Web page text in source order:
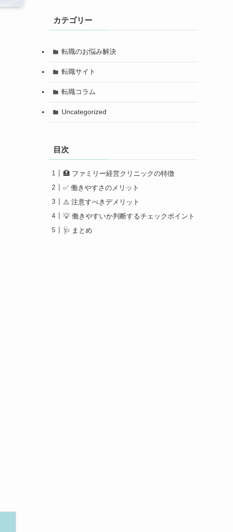
カテゴリー
転職のお悩み解決
転職サイト
転職コラム
Uncategorized
目次
🏥 ファミリー経営クリニックの特徴
✅ 働きやすさのメリット
⚠️ 注意すべきデメリット
💡 働きやすいか判断するチェックポイント
🩺 まとめ